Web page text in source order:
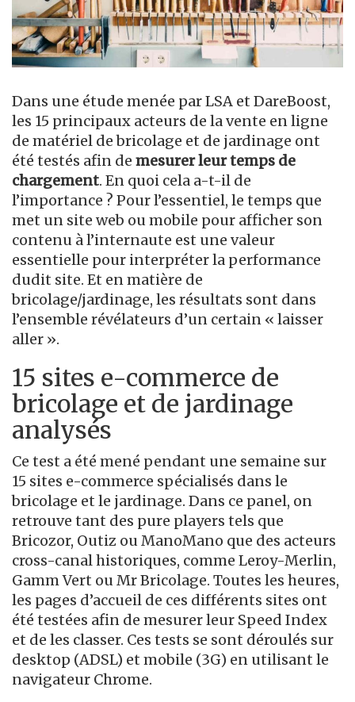
Dans une étude menée par LSA et DareBoost,
les 15 principaux acteurs de la vente en ligne
de matériel de bricolage et de jardinage ont
été testés afin de mesurer leur temps de
chargement. En quoi cela a-t-il de
l’importance ? Pour l’essentiel, le temps que
met un site web ou mobile pour afficher son
contenu à l’internaute est une valeur
essentielle pour interpréter la performance
dudit site. Et en matière de
bricolage/jardinage, les résultats sont dans
l’ensemble révélateurs d’un certain « laisser
aller ».
15 sites e-commerce de
bricolage et de jardinage
analysés
Ce test a été mené pendant une semaine sur
15 sites e-commerce spécialisés dans le
bricolage et le jardinage. Dans ce panel, on
retrouve tant des pure players tels que
Bricozor, Outiz ou ManoMano que des acteurs
cross-canal historiques, comme Leroy-Merlin,
Gamm Vert ou Mr Bricolage. Toutes les heures,
les pages d’accueil de ces différents sites ont
été testées afin de mesurer leur Speed Index
et de les classer. Ces tests se sont déroulés sur
desktop (ADSL) et mobile (3G) en utilisant le
navigateur Chrome.